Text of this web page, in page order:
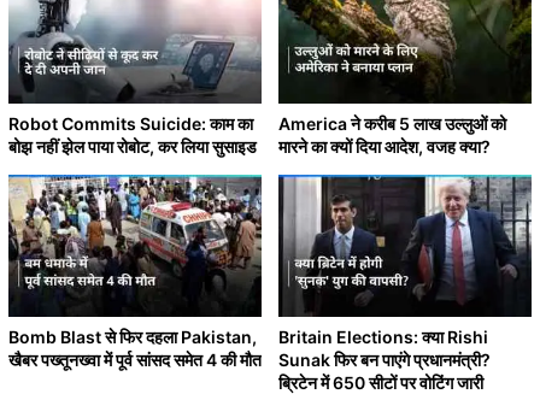
Robot Commits Suicide: काम का
बोझ नहीं झेल पाया रोबोट, कर लिया सुसाइड
America ने करीब 5 लाख उल्लुओं को
मारने का क्यों दिया आदेश, वजह क्या?
Bomb Blast से फिर दहला Pakistan,
खैबर पख्तूनख्वा में पूर्व सांसद समेत 4 की मौत
Britain Elections: क्या Rishi
Sunak फिर बन पाएंगे प्रधानमंत्री?
ब्रिटेन में 650 सीटों पर वोटिंग जारी